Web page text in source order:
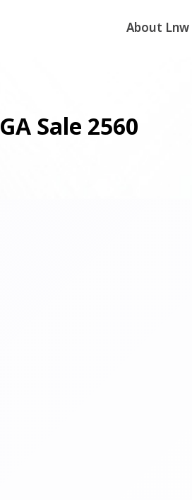
About Lnw
Sale 2560